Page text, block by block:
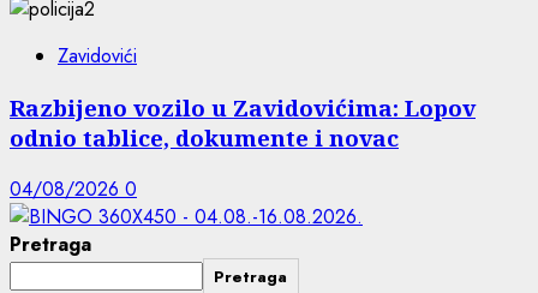
Zavidovići
Razbijeno vozilo u Zavidovićima: Lopov
odnio tablice, dokumente i novac
04/08/2026 0
Pretraga
Pretraga